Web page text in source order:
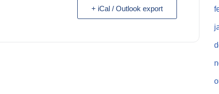
+ iCal / Outlook export